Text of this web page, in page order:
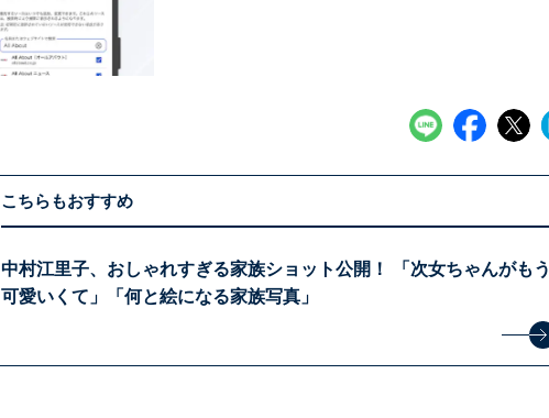
こちらもおすすめ
中村江里子、おしゃれすぎる家族ショット公開！ 「次女ちゃんがもう
可愛いくて」「何と絵になる家族写真」